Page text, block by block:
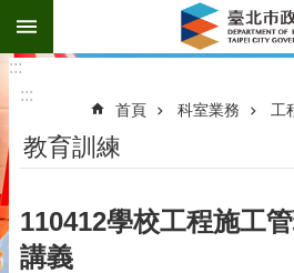
跳到主要內容區塊
:::
:::
首頁 科室業務 工
教育訓練
110412學校工程施工
講義